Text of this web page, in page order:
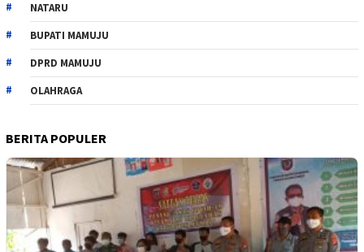
NATARU
BUPATI MAMUJU
DPRD MAMUJU
OLAHRAGA
BERITA POPULER